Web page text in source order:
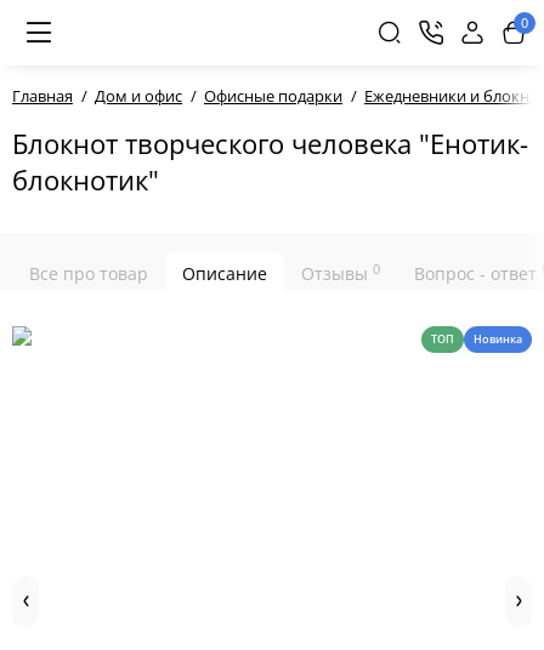
0
Главная Дом и офис Офисные подарки Ежедневники и
Блокнот творческого человека "Енотик-
блокнотик"
Все про товар Описание Отзывы 0 Вопрос - ответ
ТОП Новинка